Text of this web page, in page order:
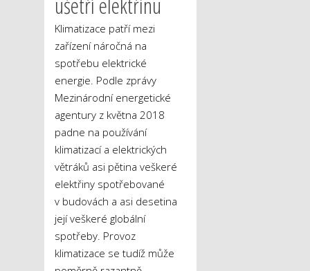
Klimatizace patří mezi
zařízení náročná na
spotřebu elektrické
energie. Podle zprávy
Mezinárodní energetické
agentury z května 2018
padne na používání
klimatizací a elektrických
větráků asi pětina veškeré
elektřiny spotřebované
v budovách a asi desetina
její veškeré globální
spotřeby. Provoz
klimatizace se tudíž může